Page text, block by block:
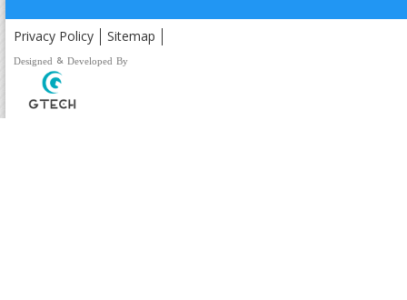
Privacy Policy Sitemap
Designed & Developed By